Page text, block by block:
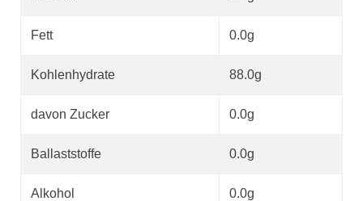
Fett 0.0g
Kohlenhydrate 88.0g
davon Zucker 0.0g
Ballaststoffe 0.0g
Alkohol 0.0g